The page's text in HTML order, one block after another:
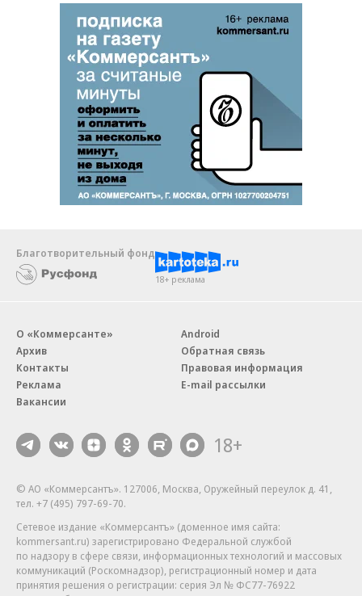
Благотворительный фонд
18+ реклама
О «Коммерсанте»
Архив
Контакты
Реклама
Вакансии
Android
Обратная связь
Правовая информация
E-mail рассылки
18+
© АО «Коммерсантъ». 127006, Москва, Оружейный переулок д. 41,
тел. +7 (495) 797-69-70.
Сетевое издание «Коммерсантъ» (доменное имя сайта:
kommersant.ru) зарегистрировано Федеральной службой
по надзору в сфере связи, информационных технологий и массовых
коммуникаций (Роскомнадзор), регистрационный номер и дата
принятия решения о регистрации: серия Эл № ФС77-76922